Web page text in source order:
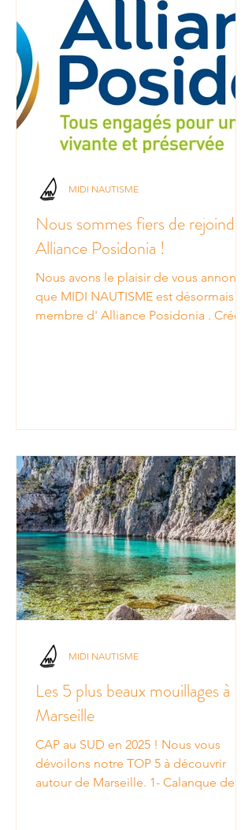
Nous sommes fiers de rejoindre
Alliance Posidonia !
Nous avons le plaisir de vous annoncer
que MIDI NAUTISME est désormais
membre d' Alliance Posidonia . Créée
MIDI NAUTISME
Les 5 plus beaux mouillages à
Marseille
CAP au SUD en 2025 ! Nous vous
dévoilons notre TOP 5 à découvrir
autour de Marseille. 1- Calanque de
MIDI NAUTISME